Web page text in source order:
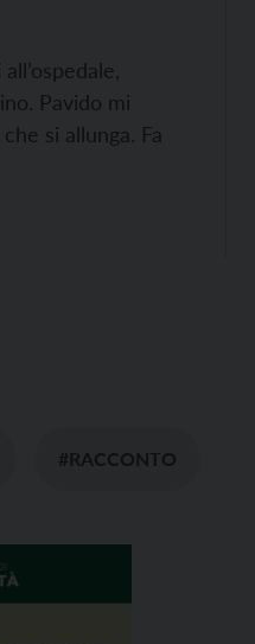
Pavido mi
si allunga. Fa
#RACCONTO